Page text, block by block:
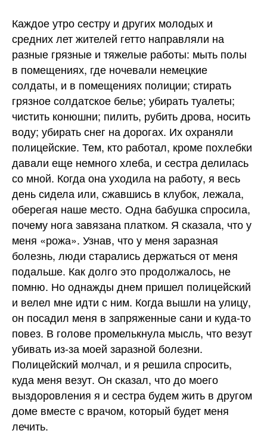
Каждое утро сестру и других молодых и
средних лет жителей гетто направляли на
разные грязные и тяжелые работы: мыть полы
в помещениях, где ночевали немецкие
солдаты, и в помещениях полиции; стирать
грязное солдатское белье; убирать туалеты;
чистить конюшни; пилить, рубить дрова, носить
воду; убирать снег на дорогах. Их охраняли
полицейские. Тем, кто работал, кроме похлебки
давали еще немного хлеба, и сестра делилась
со мной. Когда она уходила на работу, я весь
день сидела или, сжавшись в клубок, лежала,
оберегая наше место. Одна бабушка спросила,
почему нога завязана платком. Я сказала, что у
меня «рожа». Узнав, что у меня заразная
болезнь, люди старались держаться от меня
подальше. Как долго это продолжалось, не
помню. Но однажды днем пришел полицейский
и велел мне идти с ним. Когда вышли на улицу,
он посадил меня в запряженные сани и куда-то
повез. В голове промелькнула мысль, что везут
убивать из-за моей заразной болезни.
Полицейский молчал, и я решила спросить,
куда меня везут. Он сказал, что до моего
выздоровления я и сестра будем жить в другом
доме вместе с врачом, который будет меня
лечить.